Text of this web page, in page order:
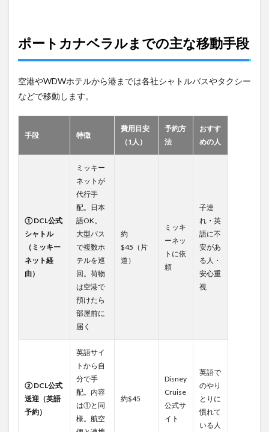
のポ
イン
トチ
クリ
スト
コス
パ
3.2
🎒 荷
📊 料
族・
片
道）
ポートカナベラルまでの主な移動手段
空港やWDWホテルから港までは各社シャトルバスやタクシー
などで移動します。
手段 特徴
費用目安
（1人）
予約方
法
おすす
めの人
① DCL公式
シャトル
（ミッキー
ネット経
由）
ミッキー
ネットが
代行手
配。日本
語OK。
大型バス
で複数ホ
テルを巡
回。荷物
は空港で
預けたら
部屋前に
届く
約
$45（片
道）
ミッキ
ーネッ
トに依
頼
子連
れ・英
語に不
安があ
る人・
安心重
視
② DCL公式
送迎（英語
予約）
英語サイ
トから自
分で手
配。内容
は①と同
様。航空
約$45
Disney
Cruise
公式サ
イト
英語で
のやり
とりに
慣れて
いる人